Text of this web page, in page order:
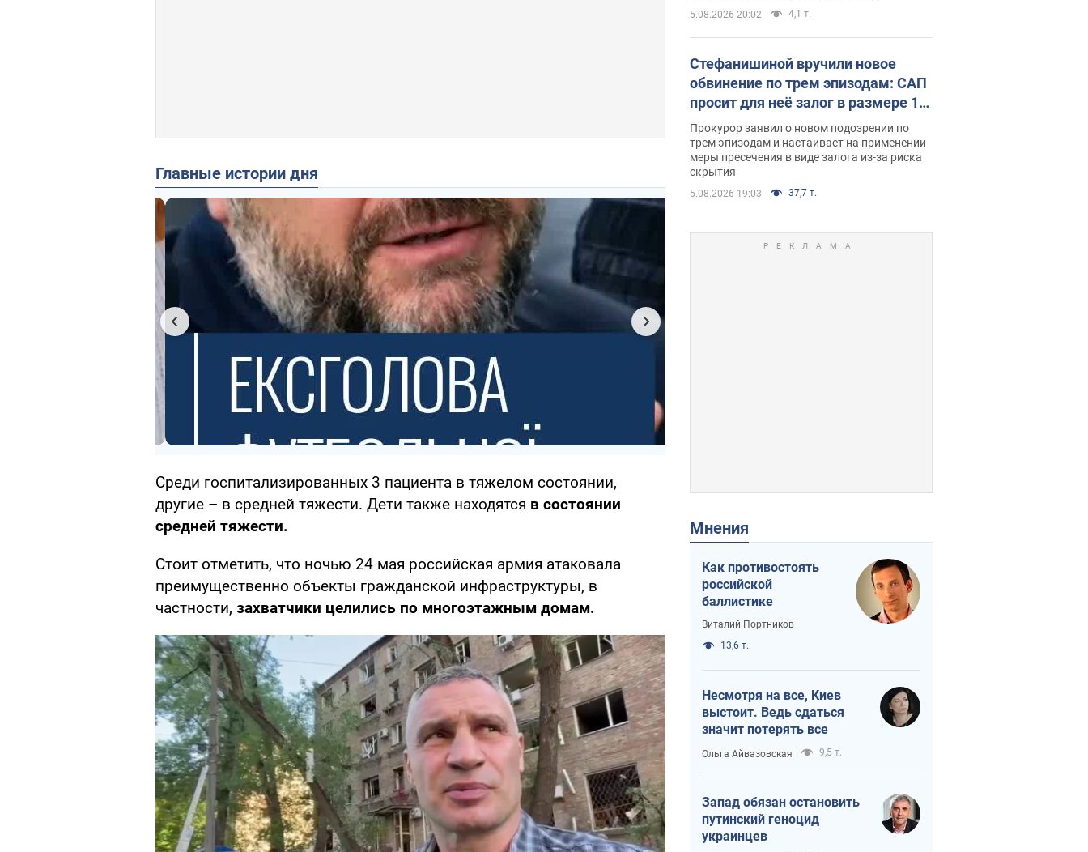
Главные истории дня
Среди госпитализированных 3 пациента в тяжелом состоянии,
другие – в средней тяжести. Дети также находятся в состоянии
средней тяжести.
Стоит отметить, что ночью 24 мая российская армия атаковала
преимущественно объекты гражданской инфраструктуры, в
частности, захватчики целились по многоэтажным домам.
5.08.2026 20:02 4,1 т.
Стефанишиной вручили новое
обвинение по трем эпизодам: САП
просит для неё залог в размере 15
млн грн
Прокурор заявил о новом подозрении по
трем эпизодам и настаивает на применении
меры пресечения в виде залога из-за риска
скрытия
5.08.2026 19:03 37,7 т.
Мнения
Как противостоять
российской
баллистике
Виталий Портников
13,6 т.
Несмотря на все, Киев
выстоит. Ведь сдаться
значит потерять все
Ольга Айвазовская 9,5 т.
Запад обязан остановить
путинский геноцид
украинцев